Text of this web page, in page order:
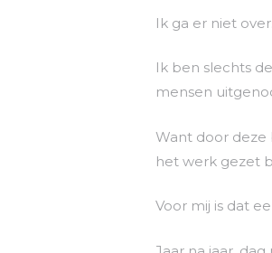
Ik ga er niet over.
Ik ben slechts
mensen
Want door deze
het werk gezet
Voor mij is dat